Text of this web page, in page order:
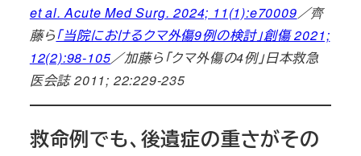
et al. Acute Med Surg. 2024; 11(1):e70009／齊
藤ら「当院におけるクマ外傷9例の検討」創傷 2021;
12(2):98-105／加藤ら「クマ外傷の4例」日本救急
医会誌 2011; 22:229-235
救命例でも、後遺症の重さがその